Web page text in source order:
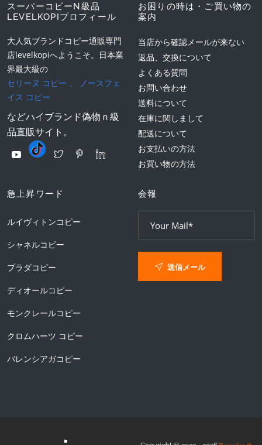
スーパーコピーN級品
LEVELKOPIプロフィール
大人気ブランドコピー通販専門
店levelkopiへようこそ。日本業
界最大級の
セリーヌ コピー 、
ノースフェ
イス コピー
などハイブランド偽物ｎ級
品直販サイト。
お困りの時は・ご買い物の
案内
当店から確認メールが来ない
返品、交換について
よくある質問
お問い合わせ
送料について
在庫に関しまして
配送について
お支払いの方法
お買い物の方法
急上昇ワード
ルイヴィトンコピー
シャネルコピー
プラダコピー
ディオールコピー
モンクレールコピー
クロムハーツ コピー
バレンシアガコピー
会報
送信メール